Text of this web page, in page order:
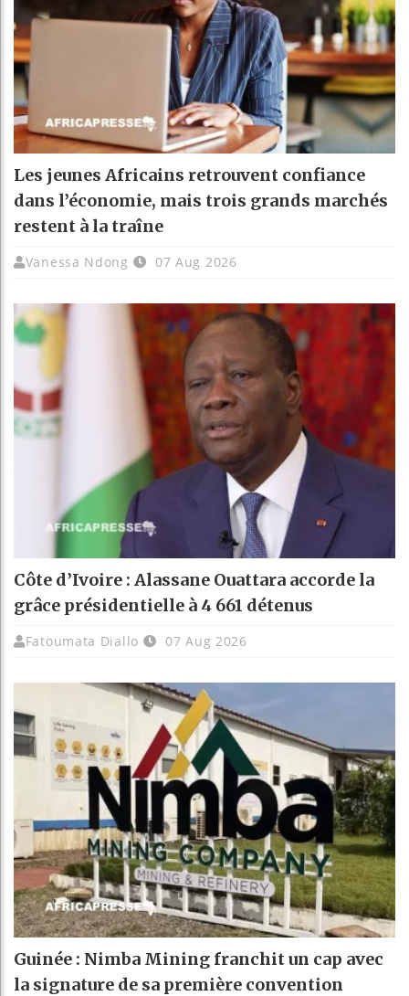
Les jeunes Africains retrouvent confiance
dans l’économie, mais trois grands marchés
restent à la traîne
Vanessa Ndong 07 Aug 2026
Côte d’Ivoire : Alassane Ouattara accorde la
grâce présidentielle à 4 661 détenus
Fatoumata Diallo 07 Aug 2026
Guinée : Nimba Mining franchit un cap avec
la signature de sa première convention